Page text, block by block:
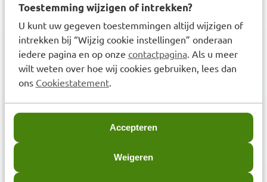
Toestemming wijzigen of intrekken?
U kunt uw gegeven toestemmingen altijd wijzigen of
intrekken bij “Wijzig cookie instellingen” onderaan
iedere pagina en op onze contactpagina. Als u meer
wilt weten over hoe wij cookies gebruiken, lees dan
ons Cookiestatement.
Accepteren
Weigeren
3,6miljoen klanten